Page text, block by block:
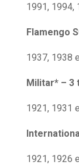
1991, 1994,
Flamengo
1937, 1938
Militar* – 3
1921, 1931
1921, 1926